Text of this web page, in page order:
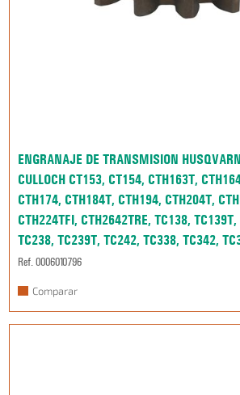
ENGRANAJE DE TRANSMISION
CULLOCH CT153, CT154, CTH163T,
CTH174, CTH184T, CTH194, CTH204T,
CTH224TFI, CTH2642TRE, TC138,
TC238, TC239T, TC242, TC338, TC342,
Ref. 0006010796
Comparar